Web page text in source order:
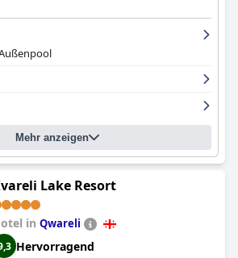
Mehr anzeigen
Lake Resort
in Qwareli
Hervorragend